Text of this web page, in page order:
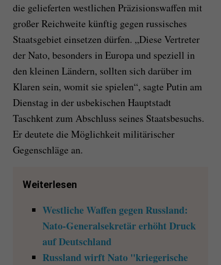
die gelieferten westlichen Präzisionswaffen mit
großer Reichweite künftig gegen russisches
Staatsgebiet einsetzen dürfen. „Diese Vertreter
der Nato, besonders in Europa und speziell in
den kleinen Ländern, sollten sich darüber im
Klaren sein, womit sie spielen“, sagte Putin am
Dienstag in der usbekischen Hauptstadt
Taschkent zum Abschluss seines Staatsbesuchs.
Er deutete die Möglichkeit militärischer
Gegenschläge an.
Weiterlesen
Westliche Waffen gegen Russland:
Nato-Generalsekretär erhöht Druck
auf Deutschland
Russland wirft Nato "kriegerische